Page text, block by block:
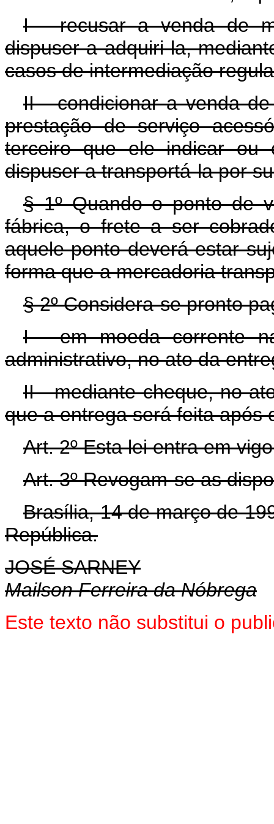
I - recusar a venda de
dispuser a adquiri-la,
casos de intermediação
II - condicionar a venda
prestação de serviço
terceiro que ele indicar ou
dispuser a transportá-la por
§ 1º Quando o ponto de
fábrica, o frete a ser
aquele ponto deverá estar
forma que a mercadoria
§ 2º Considera-se pronto
I - em moeda corrente
administrativo, no ato da
II - mediante cheque, no
que a entrega será feita após
Art. 2º Esta lei entra em
Art. 3º Revogam-se as
Brasília, 14 de março de
República.
JOSÉ SARNEY
Mailson Ferreira da Nóbrega
Este texto não substitui o